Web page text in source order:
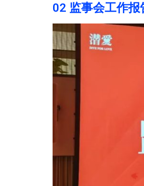
02 监事会工作报